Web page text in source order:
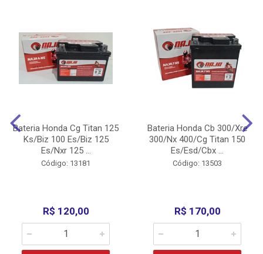
Bateria Honda Cg Titan 125
Ks/Biz 100 Es/Biz 125
Es/Nxr 125 ...
Código: 13181
R$ 120,00
Bateria Honda Cb 300/Xre
300/Nx 400/Cg Titan 150
Es/Esd/Cbx ...
Código: 13503
R$ 170,00